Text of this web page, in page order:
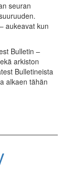
seuran
aukeavat kun
Bulletin –
arkiston
Bulletineista
alkaen tähän